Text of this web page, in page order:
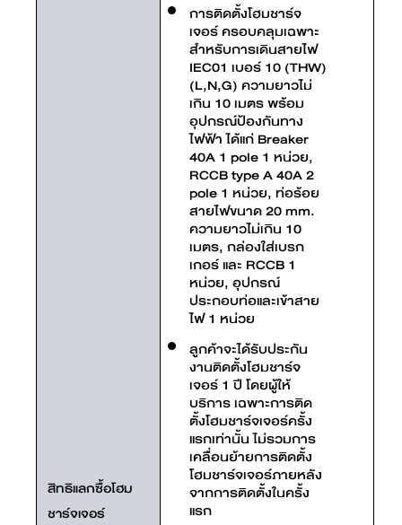
สิทธิแลกซื้อโฮม
ชาร์จเจอร์
การติดตั้งโฮมชาร์จ
เจอร์ ครอบคลุมเฉพาะ
สำหรับการเดินสายไฟ
IEC01 เบอร์ 10 (THW)
(L,N,G) ความยาวไม่
เกิน 10 เมตร พร้อม
อุปกรณ์ป้องกันทาง
ไฟฟ้า ได้แก่ Breaker
40A 1 pole 1 หน่วย,
RCCB type A 40A 2
pole 1 หน่วย, ท่อร้อย
สายไฟขนาด 20 mm.
ความยาวไม่เกิน 10
เมตร, กล่องใส่เบรก
เกอร์ และ RCCB 1
หน่วย, อุปกรณ์
ประกอบท่อและเข้าสาย
ไฟ 1 หน่วย
ลูกค้าจะได้รับประกัน
งานติดตั้งโฮมชาร์จ
เจอร์ 1 ปี โดยผู้ให้
บริการ เฉพาะการติด
ตั้งโฮมชาร์จเจอร์ครั้ง
แรกเท่านั้น ไม่รวมการ
เคลื่อนย้ายการติดตั้ง
โฮมชาร์จเจอร์ภายหลัง
จากการติดตั้งในครั้ง
แรก